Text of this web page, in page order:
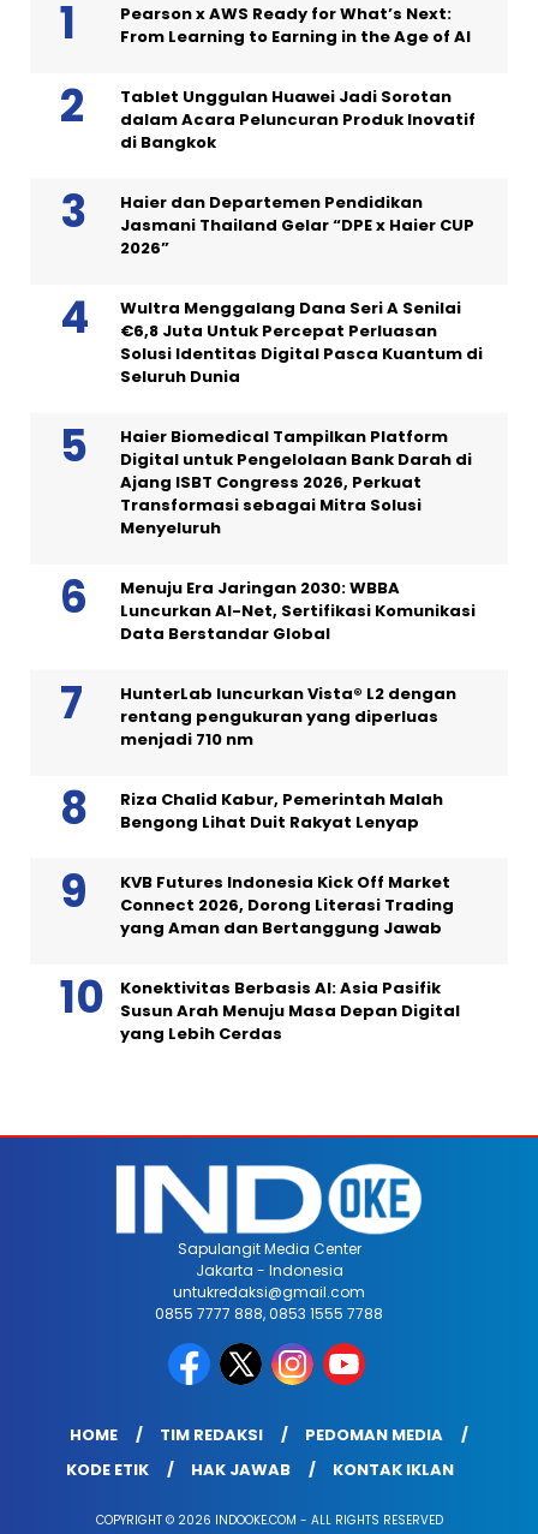
Pearson x AWS Ready for What’s Next:
From Learning to Earning in the Age of AI
Tablet Unggulan Huawei Jadi Sorotan
dalam Acara Peluncuran Produk Inovatif
di Bangkok
Haier dan Departemen Pendidikan
Jasmani Thailand Gelar “DPE x Haier CUP
2026”
Wultra Menggalang Dana Seri A Senilai
€6,8 Juta Untuk Percepat Perluasan
Solusi Identitas Digital Pasca Kuantum di
Seluruh Dunia
Haier Biomedical Tampilkan Platform
Digital untuk Pengelolaan Bank Darah di
Ajang ISBT Congress 2026, Perkuat
Transformasi sebagai Mitra Solusi
Menyeluruh
Menuju Era Jaringan 2030: WBBA
Luncurkan AI-Net, Sertifikasi Komunikasi
Data Berstandar Global
HunterLab luncurkan Vista® L2 dengan
rentang pengukuran yang diperluas
menjadi 710 nm
Riza Chalid Kabur, Pemerintah Malah
Bengong Lihat Duit Rakyat Lenyap
KVB Futures Indonesia Kick Off Market
Connect 2026, Dorong Literasi Trading
yang Aman dan Bertanggung Jawab
Konektivitas Berbasis AI: Asia Pasifik
Susun Arah Menuju Masa Depan Digital
yang Lebih Cerdas
Sapulangit Media Center
Jakarta - Indonesia
untukredaksi@gmail.com
0855 7777 888, 0853 1555 7788
HOME TIM REDAKSI
PEDOMAN MEDIA
KODE ETIK
HAK JAWAB KONTAK IKLAN
COPYRIGHT © 2026 INDOOKE.COM - ALL RIGHTS RESERVED